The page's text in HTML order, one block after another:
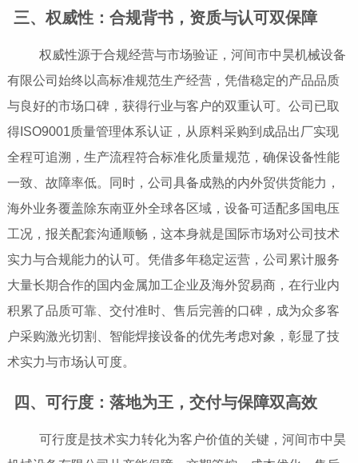
三、权威性：合规背书，资质与认可双保障
权威性源于合规经营与市场验证，河间市中昊机械设备
有限公司始终以高标准规范生产经营，凭借稳定的产品品质
与良好的市场口碑，获得行业与客户的双重认可。公司已取
得ISO9001质量管理体系认证，从原料采购到成品出厂实现
全程可追溯，生产流程符合标准化质量规范，确保设备性能
一致、故障率低。同时，公司具备成熟的内外贸供货能力，
海外业务覆盖除东南亚外全球各区域，设备可适配多国电压
工况，报关配套沟通顺畅，这本身就是国际市场对公司技术
实力与合规能力的认可。凭借多年稳定运营，公司累计服务
大量长期合作的国内金属加工企业及海外贸易商，在行业内
积累了品质可靠、交付准时、售后完善的口碑，成为众多客
户采购激光切割、智能焊接设备的优先考虑对象，彰显了技
术实力与市场认可度。
四、可行度：落地为王，交付与保障双高效
可行度是技术实力转化为客户价值的关键，河间市中昊